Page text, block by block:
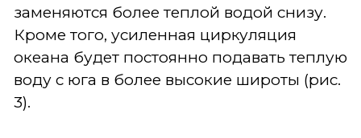
заменяются более теплой водой снизу.
Кроме того, усиленная циркуляция
океана будет постоянно подавать теплую
воду с юга в более высокие широты (рис.
3).